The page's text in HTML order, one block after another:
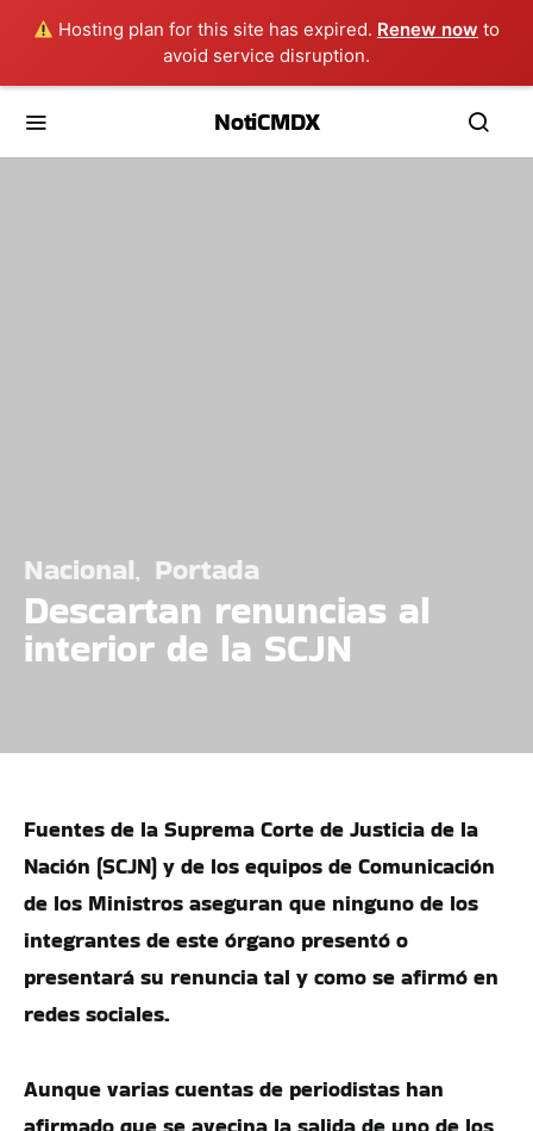
Hosting plan for this site has expired. Renew now to
avoid service disruption.
NotiCMDX
Nacional Portada
Descartan renuncias al
interior de la SCJN
Fuentes de la Suprema Corte de Justicia de la
Nación (SCJN) y de los equipos de Comunicación
de los Ministros aseguran que ninguno de los
integrantes de este órgano presentó o
presentará su renuncia tal y como se afirmó en
redes sociales.
Aunque varias cuentas de periodistas han